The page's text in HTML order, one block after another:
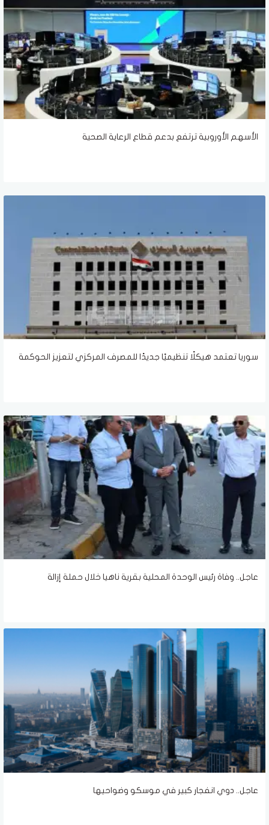
الأسهم الأوروبية ترتفع بدعم قطاع الرعاية الصحية
سوريا تعتمد هيكلًا تنظيميًا جديدًا للمصرف المركزي لتعزيز الحوكمة
عاجل.. وفاة رئيس الوحدة المحلية بقرية ناهيا خلال حملة إزالة
عاجل.. دوي انفجار كبير في موسكو وضواحيها